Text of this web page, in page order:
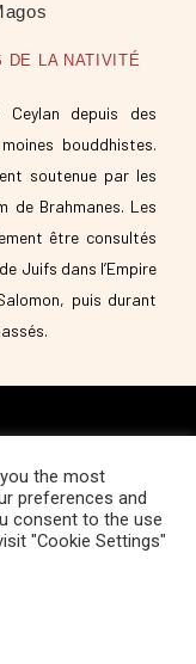
DE LA NATIVITÉ
depuis des
bouddhistes.
soutenue par les
de Brahmanes. Les
être consultés
Juifs dans l’Empire
puis durant
Magos. All
the most
preferences and
consent to the use
"Cookie Settings"